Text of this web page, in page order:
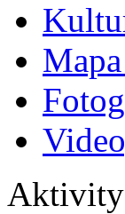
Aktivity